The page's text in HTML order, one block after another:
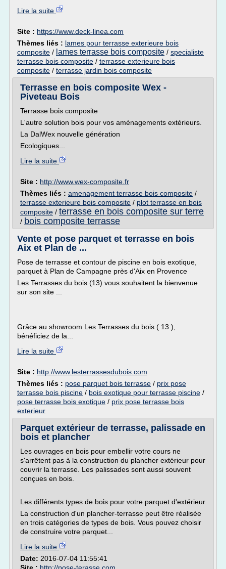
Lire la suite
Site : https://www.deck-linea.com
Thèmes liés : lames pour terrasse exterieure bois
composite / lames terrasse bois composite / specialiste
terrasse bois composite / terrasse exterieure bois
composite / terrasse jardin bois composite
Terrasse en bois composite Wex -
Piveteau Bois
Terrasse bois composite
L'autre solution bois pour vos aménagements extérieurs.
La DalWex nouvelle génération
Ecologiques...
Lire la suite
Site : http://www.wex-composite.fr
Thèmes liés : amenagement terrasse bois composite /
terrasse exterieure bois composite / plot terrasse en bois
composite / terrasse en bois composite sur terre
/ bois composite terrasse
Vente et pose parquet et terrasse en bois
Aix et Plan de ...
Pose de terrasse et contour de piscine en bois exotique,
parquet à Plan de Campagne près d'Aix en Provence
Les Terrasses du bois (13) vous souhaitent la bienvenue
sur son site ...
Grâce au showroom Les Terrasses du bois ( 13 ),
bénéficiez de la...
Lire la suite
Site : http://www.lesterrassesdubois.com
Thèmes liés : pose parquet bois terrasse / prix pose
terrasse bois piscine / bois exotique pour terrasse piscine /
pose terrasse bois exotique / prix pose terrasse bois
exterieur
Parquet extérieur de terrasse, palissade en
bois et plancher
Les ouvrages en bois pour embellir votre cours ne
s'arrêtent pas à la construction du plancher extérieur pour
couvrir la terrasse. Les palissades sont aussi souvent
conçues en bois.
Les différents types de bois pour votre parquet d'extérieur
La construction d'un plancher-terrasse peut être réalisée
en trois catégories de types de bois. Vous pouvez choisir
de construire votre parquet...
Lire la suite
Date: 2016-07-04 11:55:41